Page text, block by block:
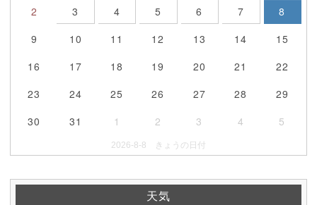
2
3 4 5 6 7
8
9
10 11 12 13 14
15
16
17 18 19 20 21
22
23
24 25 26 27 28
29
30
31 1 2 3 4 5
2026-8-8 きょうの日付
天気